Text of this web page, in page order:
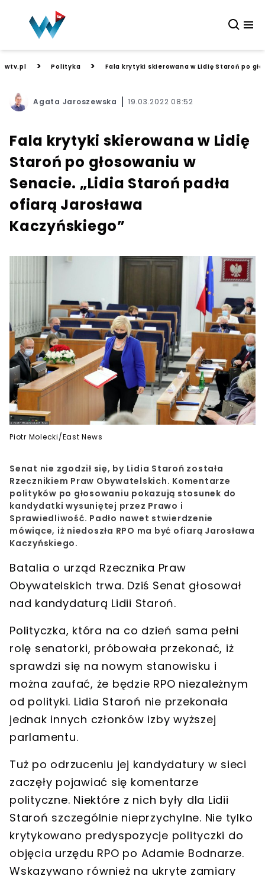
wtv.pl > Polityka > Fala krytyki skierowana w Lidię Staroń po
Agata Jaroszewska 19.03.2022 08:52
Fala krytyki skierowana w Lidię
Staroń po głosowaniu w
Senacie. „Lidia Staroń padła
ofiarą Jarosława
Kaczyńskiego”
Piotr Molecki/East News
Senat nie zgodził się, by Lidia Staroń została
Rzecznikiem Praw Obywatelskich. Komentarze
polityków po głosowaniu pokazują stosunek do
kandydatki wysuniętej przez Prawo i
Sprawiedliwość. Padło nawet stwierdzenie
mówiące, iż niedoszła RPO ma być ofiarą Jarosława
Kaczyńskiego.
Batalia o urząd Rzecznika Praw
Obywatelskich trwa. Dziś Senat głosował
nad kandydaturą Lidii Staroń.
Polityczka, która na co dzień sama pełni
rolę senatorki, próbowała przekonać, iż
sprawdzi się na nowym stanowisku i
można zaufać, że będzie RPO niezależnym
od polityki. Lidia Staroń nie przekonała
jednak innych członków izby wyższej
parlamentu.
Tuż po odrzuceniu jej kandydatury w sieci
zaczęły pojawiać się komentarze
polityczne. Niektóre z nich były dla Lidii
Staroń szczególnie nieprzychylne. Nie tylko
krytykowano predyspozycje polityczki do
objęcia urzędu RPO po Adamie Bodnarze.
Wskazywano również na ukryte zamiary